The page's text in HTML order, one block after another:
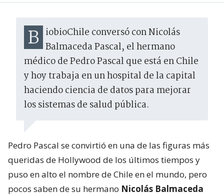
BiobioChile conversó con Nicolás Balmaceda Pascal, el hermano
médico de Pedro Pascal que está en Chile
y hoy trabaja en un hospital de la capital
haciendo ciencia de datos para mejorar
los sistemas de salud pública.
Pedro Pascal se convirtió en una de las figuras más
queridas de Hollywood de los últimos tiempos y
puso en alto el nombre de Chile en el mundo, pero
pocos saben de su hermano Nicolás Balmaceda